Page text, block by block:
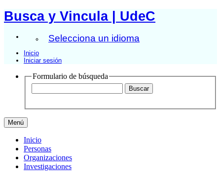
Busca y Vincula | UdeC
Selecciona un idioma
Inicio
Iniciar sesión
Formulario de búsqueda
Menú
Inicio
Personas
Organizaciones
Investigaciones